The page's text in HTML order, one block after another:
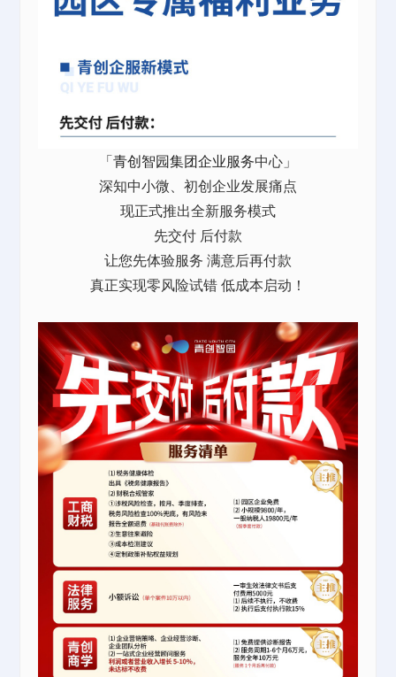
「青创智园集团企业服务中心」
深知中小微、初创企业发展痛点
现正式推出全新服务模式
先交付 后付款
让您先体验服务 满意后再付款
真正实现零风险试错 低成本启动！